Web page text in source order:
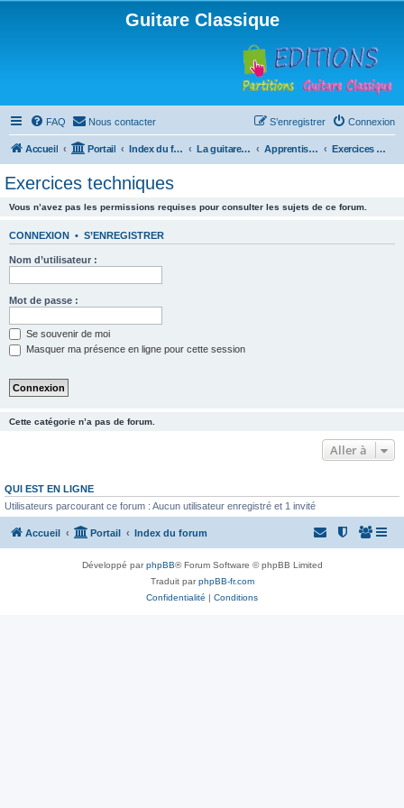
Guitare Classique
FAQ Nous contacter Connexion
S’enregistrer
Accueil Portail Index du forum La guitare : instrument, cours et théorie Apprentissage et enseignement de la guitare Exercices techniques
Exercices techniques
Vous n’avez pas les permissions requises pour consulter les sujets de ce forum.
CONNEXION • S’ENREGISTRER
Nom d’utilisateur :
Mot de passe :
Se souvenir de moi
Masquer ma présence en ligne pour cette session
Cette catégorie n’a pas de forum.
Aller à
QUI EST EN LIGNE
Utilisateurs parcourant ce forum : Aucun utilisateur enregistré et 1 invité
Accueil Portail Index du forum
Développé parphpBB® Forum Software © phpBB Limited
Traduit parphpBB-fr.com
Confidentialité | Conditions